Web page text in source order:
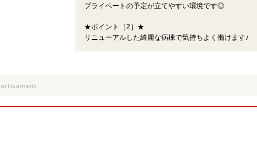
プライベートの予定が立てやすい環境です◎
★ポイント［2］★
リニューアルした綺麗な病棟で気持ちよく働けます♪